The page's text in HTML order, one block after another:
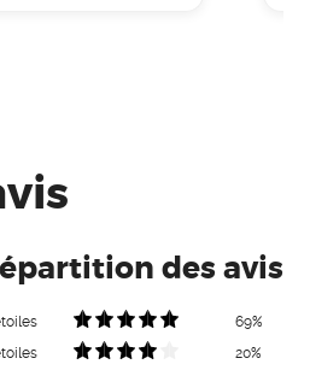
des avis
69%
20%